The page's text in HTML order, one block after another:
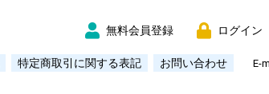
無料会員登録 ログイン
特定商取引に関する表記 お問い合わせ E-